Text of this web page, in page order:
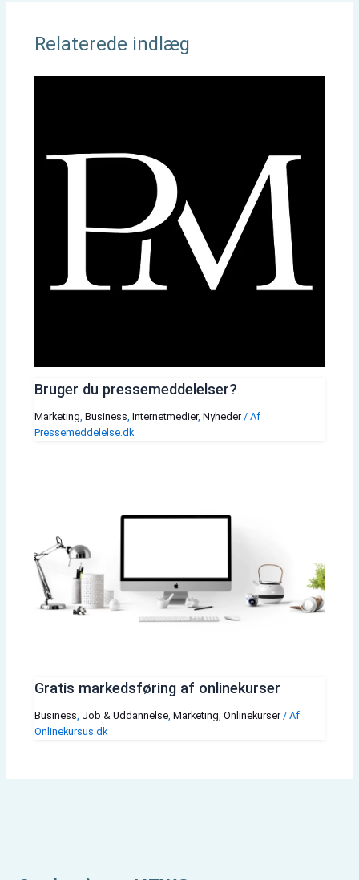
Relaterede indlæg
Bruger du pressemeddelelser?
Marketing, Business, Internetmedier, Nyheder/ Af
Pressemeddelelse.dk
Gratis markedsføring af onlinekurser
Business, Job & Uddannelse, Marketing, Onlinekurser/ Af
Onlinekursus.dk